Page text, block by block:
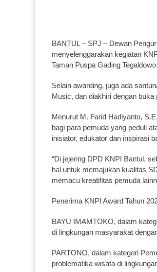
BANTUL – SPJ – Dewan
menyelenggarakan kegiatan
Taman Puspa Gading
Selain awarding, juga ada
Music, dan diakhiri dengan buka
Menurut M. Farid Hadiyanto,
bagi para pemuda yang peduli
inisiator, edukator dan inspirasi
“Di jejering DPD KNPI Bantul,
hal untuk memajukan kualitas
memacu kreatifitas pemuda
Penerima KNPI Award Tahun
BAYU IMAMTOKO, dalam
di lingkungan masyarakat
PARTONO, dalam kategori
problematika wisata di